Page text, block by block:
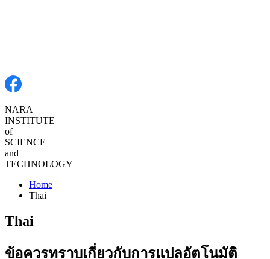
NARA
INSTITUTE
of
SCIENCE
and
TECHNOLOGY
Home
Thai
Thai
ข้อควรทราบเกี่ยวกับการแปลอัตโนมัติ